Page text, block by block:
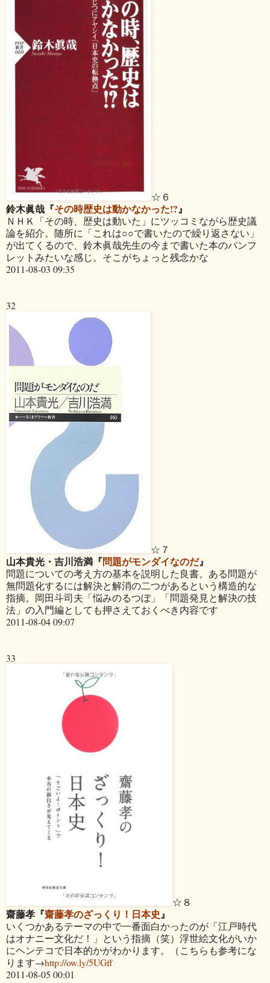
☆６
鈴木眞哉『その時歴史は動かなかった!?』
ＮＨＫ「その時、歴史は動いた」にツッコミながら歴史議
論を紹介。随所に「これは○○で書いたので繰り返さない」
が出てくるので、鈴木眞哉先生の今まで書いた本のパンフ
レットみたいな感じ。そこがちょっと残念かな
2011-08-03 09:35
32
☆７
山本貴光・吉川浩満『問題がモンダイなのだ』
問題についての考え方の基本を説明した良書。ある問題が
無問題化するには解決と解消の二つがあるという構造的な
指摘。岡田斗司夫「悩みのるつぼ」「問題発見と解決の技
法」の入門編としても押さえておくべき内容です
2011-08-04 09:07
33
☆８
齋藤孝『齋藤孝のざっくり！日本史』
いくつかあるテーマの中で一番面白かったのが「江戸時代
はオナニー文化だ！」という指摘（笑）浮世絵文化がいか
にヘンテコで日本的かがわかります。（こちらも参考にな
ります→http://ow.ly/5UGff
2011-08-05 00:01